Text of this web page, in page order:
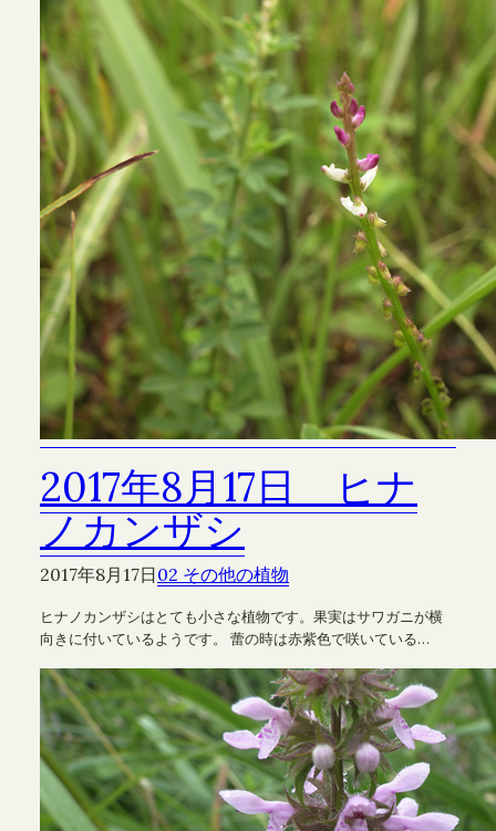
2017年8月17日 ヒナ
ノカンザシ
2017年8月17日02 その他の植物
ヒナノカンザシはとても小さな植物です。果実はサワガニが横
向きに付いているようです。 蕾の時は赤紫色で咲いている…